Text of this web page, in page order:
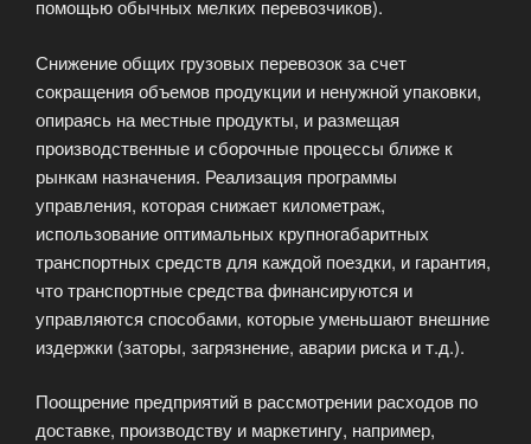
помощью обычных мелких перевозчиков).
Снижение общих грузовых перевозок за счет
сокращения объемов продукции и ненужной упаковки,
опираясь на местные продукты, и размещая
производственные и сборочные процессы ближе к
рынкам назначения. Реализация программы
управления, которая снижает километраж,
использование оптимальных крупногабаритных
транспортных средств для каждой поездки, и гарантия,
что транспортные средства финансируются и
управляются способами, которые уменьшают внешние
издержки (заторы, загрязнение, аварии риска и т.д.).
Поощрение предприятий в рассмотрении расходов по
доставке, производству и маркетингу, например,